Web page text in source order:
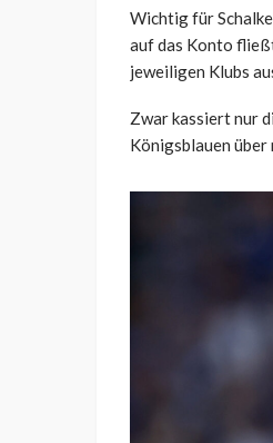
Wichtig für
auf das Konto
jeweiligen Klubs
Zwar kassiert nur
Königsblauen über